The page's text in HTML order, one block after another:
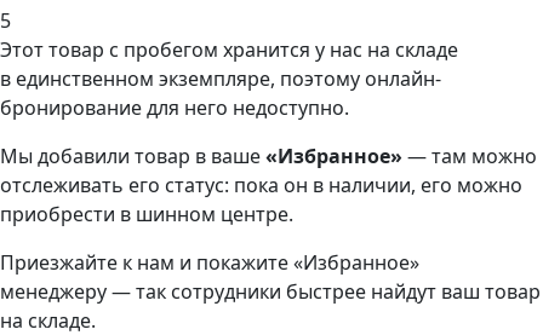
5
Этот товар с пробегом хранится у нас на складе
в единственном экземпляре, поэтому онлайн-
бронирование для него недоступно.
Мы добавили товар в ваше«Избранное» — там можно
отслеживать его статус: пока он в наличии, его можно
приобрести в шинном центре.
Приезжайте к нам и покажите «Избранное»
менеджеру — так сотрудники быстрее найдут ваш товар
на складе.